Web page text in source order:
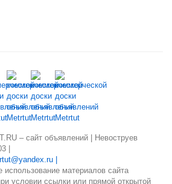
– сайт объявлений | Невоструев
|
|
использование материалов сайта
условии ссылки или прямой открытой